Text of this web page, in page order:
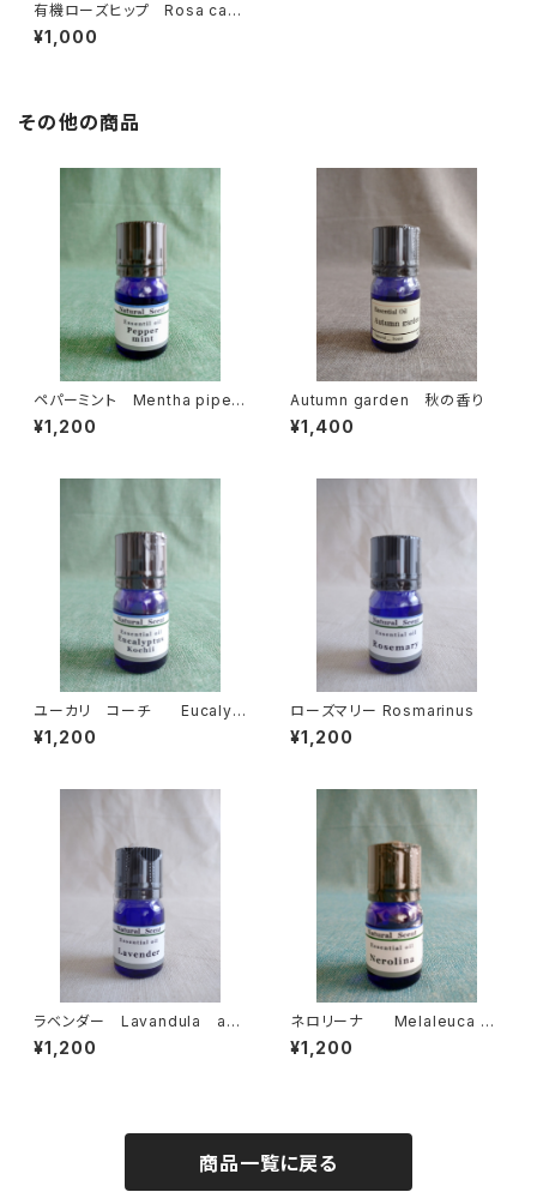
有機ローズヒップ Rosa cani
na
¥1,000
その他の商品
ペパーミント Mentha piperi
ta
¥1,200
Autumn garden 秋の香り
¥1,400
ユーカリ コーチ Eucalyp
tus kochii
¥1,200
ローズマリー Rosmarinus
¥1,200
ラベンダー Lavandula ang
ustifolia
¥1,200
ネロリーナ Melaleuca qu
inquinervia
¥1,200
商品一覧に戻る